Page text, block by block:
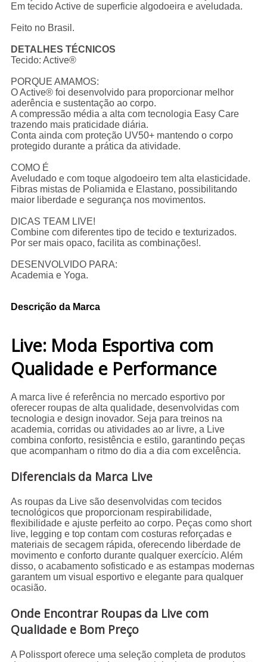
Em tecido Active de superficie algodoeira e aveludada.
Feito no Brasil.
DETALHES TÉCNICOS
Tecido: Active®
PORQUE AMAMOS:
O Active® foi desenvolvido para proporcionar melhor
aderência e sustentação ao corpo.
A compressão média a alta com tecnologia Easy Care
trazendo mais praticidade diária.
Conta ainda com proteção UV50+ mantendo o corpo
protegido durante a prática da atividade.
COMO É
Aveludado e com toque algodoeiro tem alta elasticidade.
Fibras mistas de Poliamida e Elastano, possibilitando
maior liberdade e segurança nos movimentos.
DICAS TEAM LIVE!
Combine com diferentes tipo de tecido e texturizados.
Por ser mais opaco, facilita as combinações!.
DESENVOLVIDO PARA:
Academia e Yoga.
Descrição da Marca
Live: Moda Esportiva com
Qualidade e Performance
A marca live é referência no mercado esportivo por
oferecer roupas de alta qualidade, desenvolvidas com
tecnologia e design inovador. Seja para treinos na
academia, corridas ou atividades ao ar livre, a Live
combina conforto, resistência e estilo, garantindo peças
que acompanham o ritmo do dia a dia com excelência.
Diferenciais da Marca Live
As roupas da Live são desenvolvidas com tecidos
tecnológicos que proporcionam respirabilidade,
flexibilidade e ajuste perfeito ao corpo. Peças como short
live, legging e top contam com costuras reforçadas e
materiais de secagem rápida, oferecendo liberdade de
movimento e conforto durante qualquer exercício. Além
disso, o acabamento sofisticado e as estampas modernas
garantem um visual esportivo e elegante para qualquer
ocasião.
Onde Encontrar Roupas da Live com
Qualidade e Bom Preço
A Polissport oferece uma seleção completa de produtos